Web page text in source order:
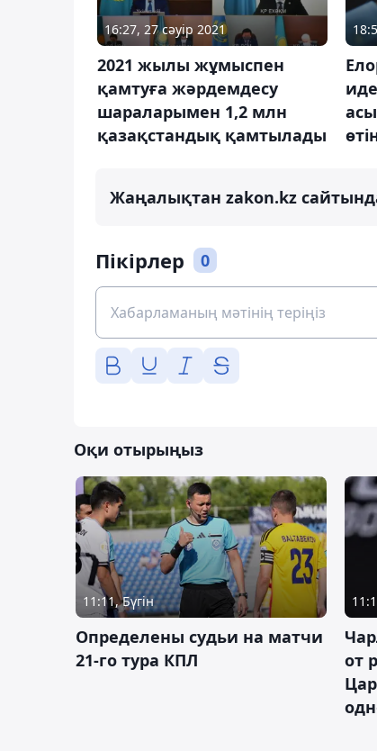
16:27, 27 сәуір 2021
2021 жылы жұмыспен
қамтуға жәрдемдесу
шараларымен 1,2 млн
қазақстандық қамтылады
Жаңалықтан zakon.kz
Пікірлер 0
Оқи отырыңыз
11:11, Бүгін
Определены судьи на матчи
21-го тура КПЛ
от